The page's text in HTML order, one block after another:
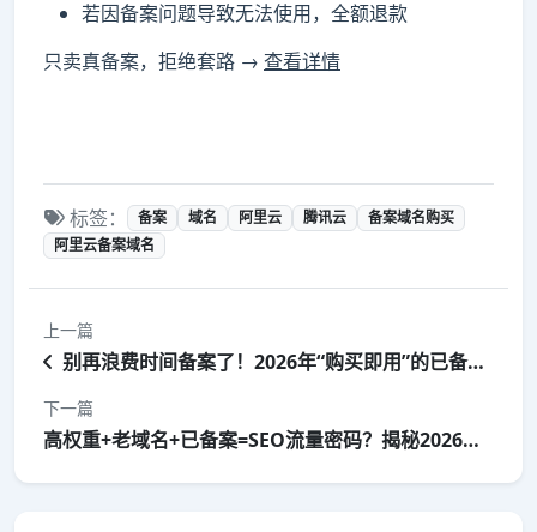
若因备案问题导致无法使用，全额退款
只卖真备案，拒绝套路 → 查看详情
标签： 备案 域名 阿里云 腾讯云
备案域名购买
阿里云备案域名
上一篇
别再浪费时间备案了！2026年“购买即用”的已备案域名成站长首选
下一篇
高权重+老域名+已备案=SEO流量密码？揭秘2026年站群新玩法